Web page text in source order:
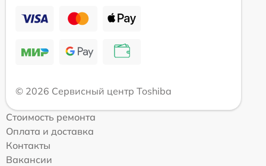
© 2026 Сервисный центр Toshiba
Стоимость ремонта
Оплата и доставка
Контакты
Вакансии